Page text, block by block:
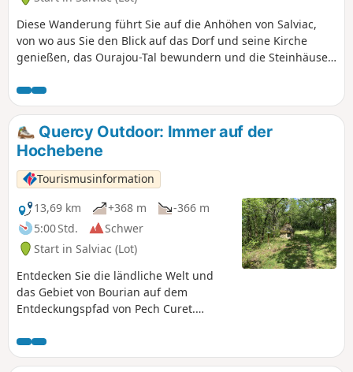
Diese Wanderung führt Sie auf die Anhöhen von Salviac,
von wo aus Sie den Blick auf das Dorf und seine Kirche
genießen, das Ourajou-Tal bewundern und die Steinhäuser
Quercy Outdoor: Immer auf der
Hochebene
Tourismusinformation
13,69 km
+368 m
-366 m
5:00 Std.
Schwer
Start in Salviac (Lot)
Entdecken Sie die ländliche Welt und
das Gebiet von Bourian auf dem
Entdeckungspfad von Pech Curet.
Dolmen erwarten Sie.